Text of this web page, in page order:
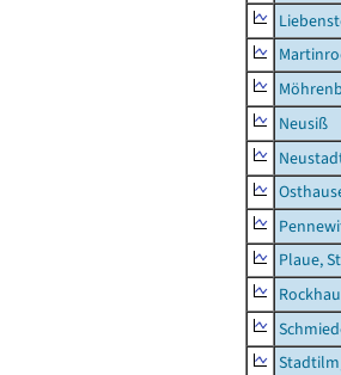
Neusiß
Plaue,